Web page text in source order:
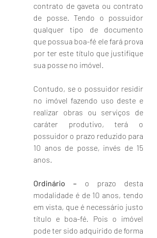
contrato de gaveta ou contrato
de posse. Tendo o possuidor
qualquer tipo de documento
que possua boa-fé ele fará prova
por ter este título que justifique
sua posse no imóvel.
Contudo, se o possuidor residir
no imóvel fazendo uso deste e
realizar obras ou serviços de
caráter produtivo, terá o
possuidor o prazo reduzido para
10 anos de posse, invés de 15
anos.
Ordinário – o prazo desta
modalidade é de 10 anos, tendo
em vista, que é necessário justo
título e boa-fé. Pois o imóvel
pode ter sido adquirido de forma